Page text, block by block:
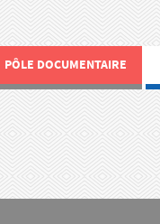
PÔLE DOCUMENTAIRE